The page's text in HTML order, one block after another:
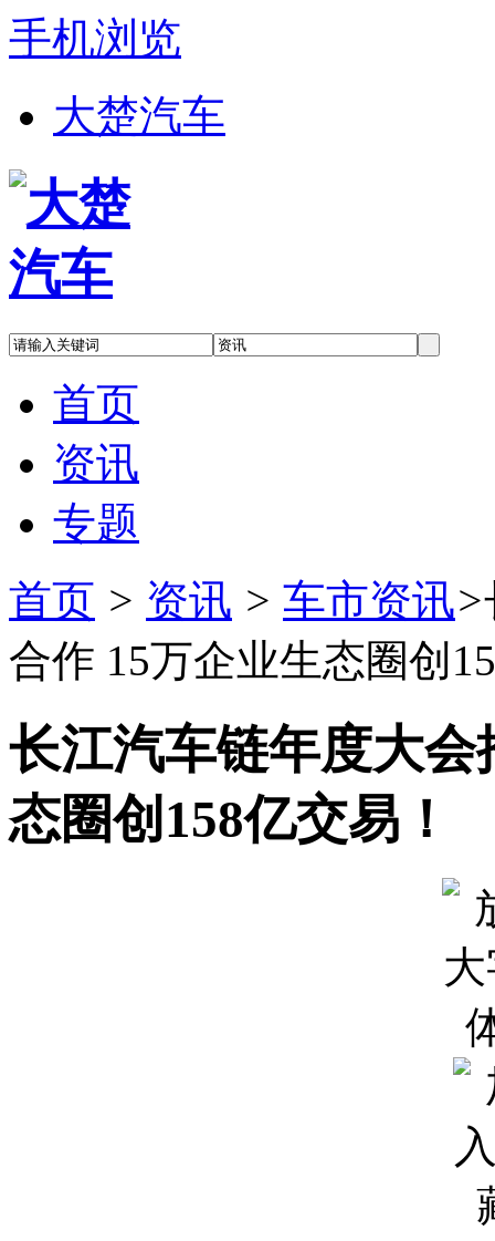
手机浏览
大楚汽车
首页
资讯
专题
首页 > 资讯 > 车市资讯>
合作 15万企业生态圈创
长江汽车链年度大
态圈创158亿交易！